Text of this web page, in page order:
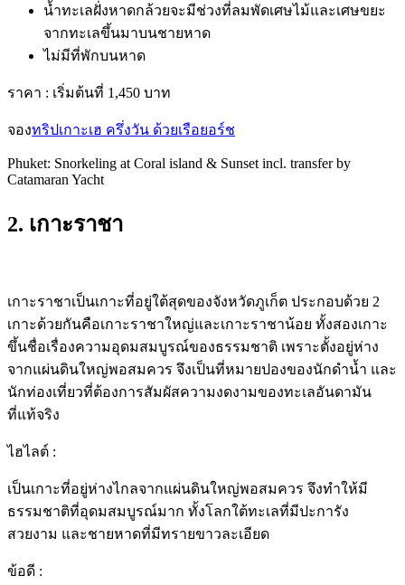
น้ำทะเลฝั่งหาดกล้วยจะมีช่วงที่ลมพัดเศษไม้และเศษขยะ
จากทะเลขึ้นมาบนชายหาด
ไม่มีที่พักบนหาด
ราคา : เริ่มต้นที่ 1,450 บาท
จองทริปเกาะเฮ ครึ่งวัน ด้วยเรือยอร์ช
Phuket: Snorkeling at Coral island & Sunset incl. transfer by
Catamaran Yacht
2. เกาะราชา
เกาะราชาเป็นเกาะที่อยู่ใต้สุดของจังหวัดภูเก็ต ประกอบด้วย 2
เกาะด้วยกันคือเกาะราชาใหญ่และเกาะราชาน้อย ทั้งสองเกาะ
ขึ้นชื่อเรื่องความอุดมสมบูรณ์ของธรรมชาติ เพราะตั้งอยู่ห่าง
จากแผ่นดินใหญ่พอสมควร จึงเป็นที่หมายปองของนักดำน้ำ และ
นักท่องเที่ยวที่ต้องการสัมผัสความงดงามของทะเลอันดามัน
ที่แท้จริง
ไฮไลต์ :
เป็นเกาะที่อยู่ห่างไกลจากแผ่นดินใหญ่พอสมควร จึงทำให้มี
ธรรมชาติที่อุดมสมบูรณ์มาก ทั้งโลกใต้ทะเลที่มีปะการัง
สวยงาม และชายหาดที่มีทรายขาวละเอียด
ข้อดี :